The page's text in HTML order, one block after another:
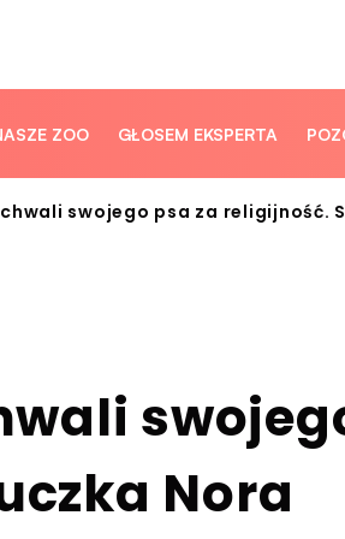
ZOO GŁOSEM EKSPERTA
swojego psa za religijność.
Nora